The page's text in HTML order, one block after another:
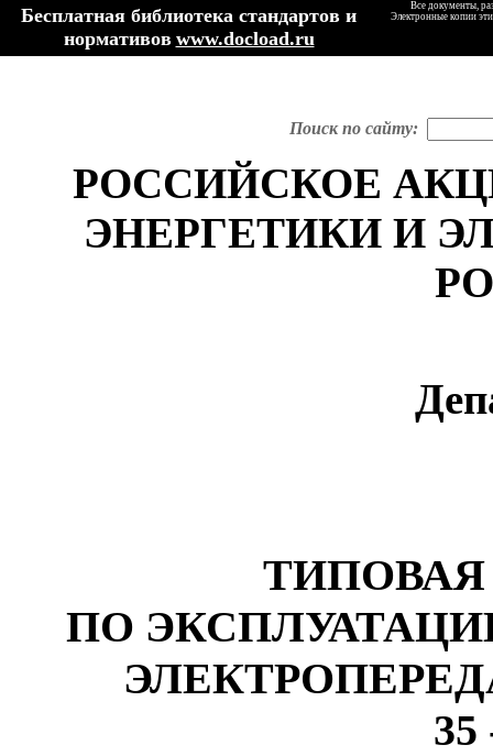
Бесплатная библиотека стандартов и
нормативов www.docload.ru
Все документы,
Электронные копии
Поиск по сайту:
РОССИЙСКОЕ
ЭНЕРГЕТИКИ И
ПО
35